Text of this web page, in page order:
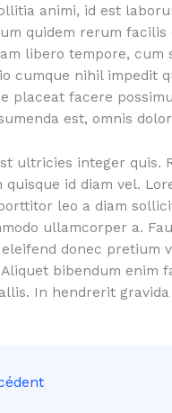
animi, id est
quidem rerum facilis
libero tempore, cum
cumque nihil impedit
placeat facere
est, omnis
ultricies integer quis.
quisque id diam vel.
leo a diam
ullamcorper a.
donec pretium
bibendum enim
In hendrerit